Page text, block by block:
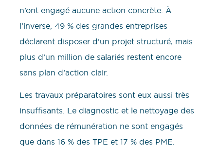
n’ont engagé aucune action concrète. À
l’inverse, 49 % des grandes entreprises
déclarent disposer d’un projet structuré, mais
plus d’un million de salariés restent encore
sans plan d’action clair.
Les travaux préparatoires sont eux aussi très
insuffisants. Le diagnostic et le nettoyage des
données de rémunération ne sont engagés
que dans 16 % des TPE et 17 % des PME.